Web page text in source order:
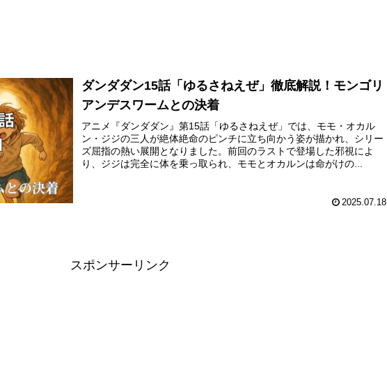
ダンダダン15話「ゆるさねえぜ」徹底解説！モンゴリ
アンデスワームとの決着
アニメ『ダンダダン』第15話「ゆるさねえぜ」では、モモ・オカル
ン・ジジの三人が絶体絶命のピンチに立ち向かう姿が描かれ、シリー
ズ屈指の熱い展開となりました。前回のラストで登場した邪視によ
り、ジジは完全に体を乗っ取られ、モモとオカルンは命がけの...
2025.07.18
スポンサーリンク